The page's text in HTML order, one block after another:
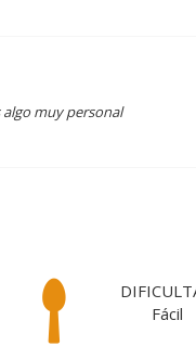
algo muy personal
Fácil